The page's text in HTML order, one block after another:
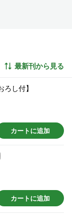
最新刊から見る
し付】
カートに追加
カートに追加